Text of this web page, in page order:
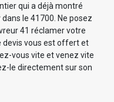
qui a déjà montré
le 41700. Ne posez
41 réclamer votre
devis vous est offert et
vous vite et venez vite
le directement sur son